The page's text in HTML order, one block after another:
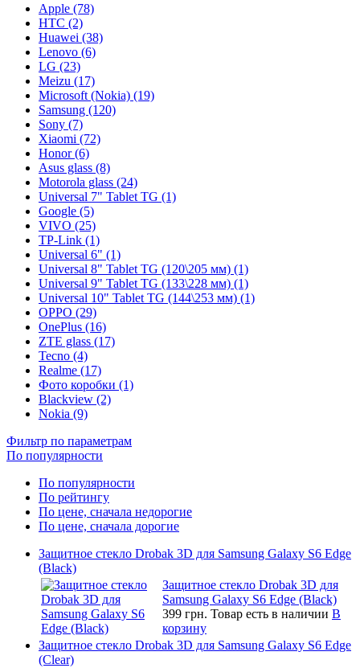
Apple (78)
HTC (2)
Huawei (38)
Lenovo (6)
LG (23)
Meizu (17)
Microsoft (Nokia) (19)
Samsung (120)
Sony (7)
Xiaomi (72)
Honor (6)
Asus glass (8)
Motorola glass (24)
Universal 7" Tablet TG (1)
Google (5)
VIVO (25)
TP-Link (1)
Universal 6" (1)
Universal 8" Tablet TG (120\205 мм) (1)
Universal 9" Tablet TG (133\228 мм) (1)
Universal 10" Tablet TG (144\253 мм) (1)
OPPO (29)
OnePlus (16)
ZTE glass (17)
Tecno (4)
Realme (17)
Фото коробки (1)
Blackview (2)
Nokia (9)
Фильтр по параметрам
По популярности
По популярности
По рейтингу
По цене, сначала недорогие
По цене, сначала дорогие
Защитное стекло Drobak 3D для Samsung Galaxy S6 Edge
(Black)
Защитное стекло Drobak 3D для
Samsung Galaxy S6 Edge (Black)
399 грн. Товар есть в наличии В
корзину
Защитное стекло Drobak 3D для Samsung Galaxy S6 Edge
(Clear)